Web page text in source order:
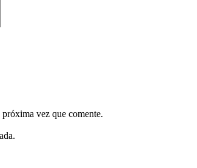
vez que comente.